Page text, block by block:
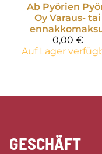
Ab Pyörien
Oy Varaus- tai
0,00 €
Auf Lager
GESCHÄFT